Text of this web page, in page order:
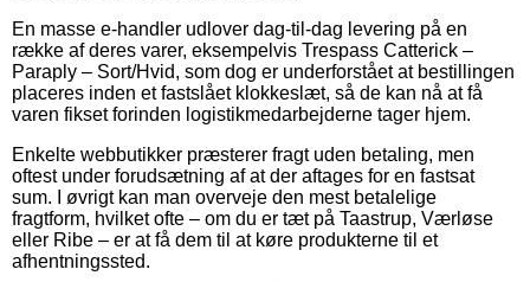
En masse e-handler udlover dag-til-dag levering på en
række af deres varer, eksempelvis Trespass Catterick –
Paraply – Sort/Hvid, som dog er underforstået at bestillingen
placeres inden et fastslået klokkeslæt, så de kan nå at få
varen fikset forinden logistikmedarbejderne tager hjem.
Enkelte webbutikker præsterer fragt uden betaling, men
oftest under forudsætning af at der aftages for en fastsat
sum. I øvrigt kan man overveje den mest betalelige
fragtform, hvilket ofte – om du er tæt på Taastrup, Værløse
eller Ribe – er at få dem til at køre produkterne til et
afhentningssted.